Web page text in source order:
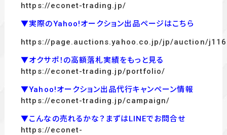
https://econet-trading.jp/
▼実際のYahoo!オークション出品ページはこちら
https://page.auctions.yahoo.co.jp/jp/auction/
▼オクサポ！の高額落札実績をもっと見る
https://econet-trading.jp/portfolio/
▼Yahoo!オークション出品代行キャンペーン情報
https://econet-trading.jp/campaign/
▼こんなの売れるかな？まずはLINEでお問合せ
https://econet-